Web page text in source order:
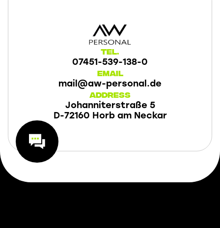
Tel.
07451-539-138-0
Email
mail@aw-personal.de
Address
Johanniterstraße 5
D-72160 Horb am Neckar